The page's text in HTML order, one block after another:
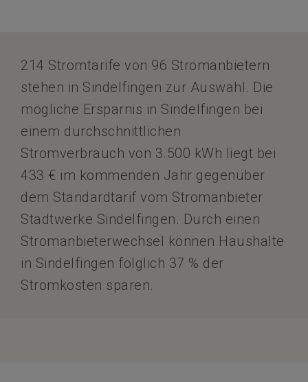
214 Stromtarife von 96 Stromanbietern
stehen in Sindelfingen zur Auswahl. Die
mögliche Ersparnis in Sindelfingen bei
einem durchschnittlichen
Stromverbrauch von 3.500 kWh liegt bei
433 € im kommenden Jahr gegenüber
dem Standardtarif vom Stromanbieter
Stadtwerke Sindelfingen. Durch einen
Stromanbieterwechsel können Haushalte
in Sindelfingen folglich 37 % der
Stromkosten sparen.